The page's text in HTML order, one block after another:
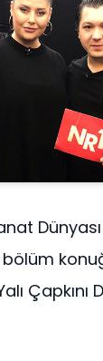
Çapkını